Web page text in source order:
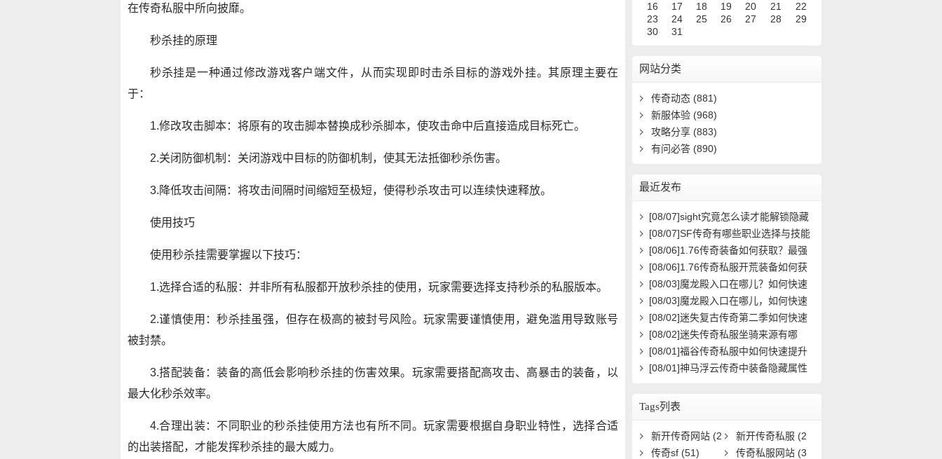
在传奇私服中所向披靡。
秒杀挂的原理
秒杀挂是一种通过修改游戏客户端文件，从而实现即时击杀目标的游戏外挂。其原理主要在
于：
1.修改攻击脚本：将原有的攻击脚本替换成秒杀脚本，使攻击命中后直接造成目标死亡。
2.关闭防御机制：关闭游戏中目标的防御机制，使其无法抵御秒杀伤害。
3.降低攻击间隔：将攻击间隔时间缩短至极短，使得秒杀攻击可以连续快速释放。
使用技巧
使用秒杀挂需要掌握以下技巧：
1.选择合适的私服：并非所有私服都开放秒杀挂的使用，玩家需要选择支持秒杀的私服版本。
2.谨慎使用：秒杀挂虽强，但存在极高的被封号风险。玩家需要谨慎使用，避免滥用导致账号
被封禁。
3.搭配装备：装备的高低会影响秒杀挂的伤害效果。玩家需要搭配高攻击、高暴击的装备，以
最大化秒杀效率。
4.合理出装：不同职业的秒杀挂使用方法也有所不同。玩家需要根据自身职业特性，选择合适
的出装搭配，才能发挥秒杀挂的最大威力。
16
17 18 19 20 21
22
23
24 25 26 27 28
29
30
31
网站分类
传奇动态 (881)
新服体验 (968)
攻略分享 (883)
有问必答 (890)
最近发布
[08/07]sight究竟怎么读才能解锁隐藏
关卡？新手必看攻略解析
[08/07]SF传奇有哪些职业选择与技能
搭配攻略？
[08/06]1.76传奇装备如何获取？最强
装备属性与搭配攻略
[08/06]1.76传奇私服开荒装备如何获
取？在哪里能领取到？
[08/03]魔龙殿入口在哪儿？如何快速
到达并通关？
[08/03]魔龙殿入口在哪儿，如何快速
到达并通关？
[08/02]迷失复古传奇第二季如何快速
提升等级？
[08/02]迷失传奇私服坐骑来源有哪
些？如何获取全攻略？
[08/01]福谷传奇私服中如何快速提升
角色等级与装备获取效率？
[08/01]神马浮云传奇中装备隐藏属性
Tags列表
新开传奇网站 (2
5)
新开传奇私服 (2
8)
传奇sf (51) 传奇私服网站 (3